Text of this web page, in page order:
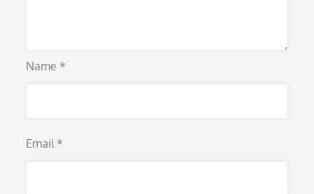
Name *
Email *